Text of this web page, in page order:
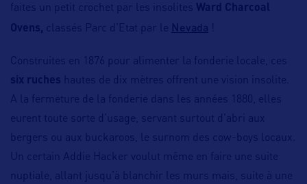
faites un petit crochet par les insolites Ward Charcoal
Ovens, classés Parc d’Etat par le Nevada
Construites en 1876 pour alimenter la fonderie locale, ces
six ruches
hautes de dix mètres offrent une vision insolite.
A la fermeture de la fonderie dans les années 1880, elles
eurent toute sorte d’usage, servant surtout d’abri aux
bergers ou aux buckaroos, le surnom des cow-boys locaux.
Un certain Addie Hacker voulut même en faire une suite
nuptiale, allant jusqu’à blanchir les murs mais, suite à une